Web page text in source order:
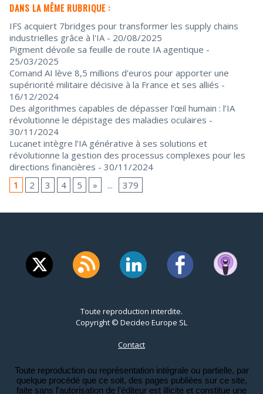
DANS LA MÊME RUBRIQUE :
IFS acquiert 7bridges pour transformer les supply chains
industrielles grâce à l'IA - 20/08/2025
Pigment dévoile sa feuille de route IA agentique -
25/03/2025
Comand AI lève 8,5 millions d'euros pour apporter une
supériorité militaire décisive à la France et ses alliés -
16/12/2024
Des algorithmes capables de dépasser l’œil humain : l’IA
révolutionne le dépistage des maladies oculaires -
30/11/2024
Lucanet intègre l’IA générative à ses solutions et
révolutionne la gestion des processus complexes pour les
directions financières - 30/11/2024
1
2 3 4 5 » ... 379
Toute reproduction interdite.
Copyright © Decideo Europe SL
Contact
Toute reproduction ou représentation intégrale ou partielle, par
quelque procédé que ce soit, des pages publiées sur ce site,
faite sans l'autorisation de l'éditeur est illicite et constitue une